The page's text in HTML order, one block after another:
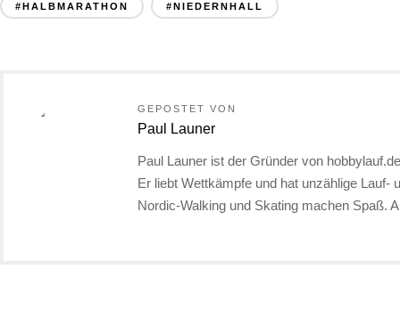
#HALBMARATHON #NIEDERNHALL
GEPOSTET VON
Paul Launer
Paul Launer ist der Gründer von
Er liebt Wettkämpfe und hat unzählige Lauf-
Nordic-Walking und Skating machen Spaß.